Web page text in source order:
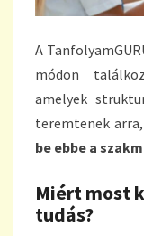
A
módon
amelyek
teremtenek
be ebbe a
Miért most
tudás?